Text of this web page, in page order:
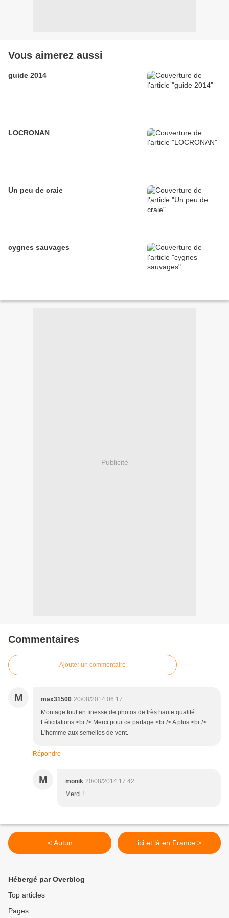
Vous aimerez aussi
guide 2014
LOCRONAN
Un peu de craie
cygnes sauvages
Publicité
Commentaires
Ajouter un commentaire
M max31500 20/08/2014 06:17
Montage tout en finesse de photos de très haute qualité.
Félicitations.<br /> Merci pour ce partage.<br /> A plus.<br />
L'homme aux semelles de vent.
Répondre
M monik 20/08/2014 17:42
Merci !
< Autun ici et là en France >
Hébergé par Overblog
Top articles
Pages